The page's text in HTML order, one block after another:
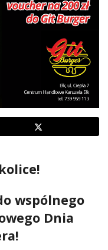
wspólnego
Dnia